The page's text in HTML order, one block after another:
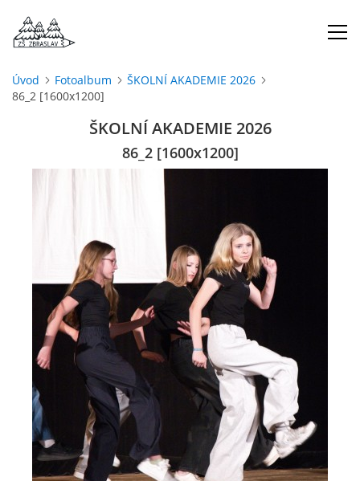
ÚVOD
DOKUMENTY
ŠKOLSKÁ RADA
PROJEKTY
ENVIRONMENTÁLNÍ VÝCHOVA
FOTOALBUM
Úvod Fotoalbum
ŠKOLNÍ AKADEMIE 2026
86_2 [1600x1200]
ŠKOLNÍ AKADEMIE 2026
86_2 [1600x1200]